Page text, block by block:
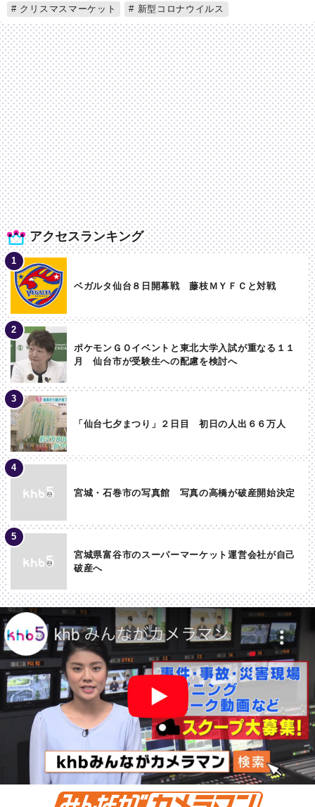
アクセスランキング
ベガルタ仙台８日開幕戦 藤枝ＭＹＦＣと対戦
ポケモンＧＯイベントと東北大学入試が重なる１１
月 仙台市が受験生への配慮を検討へ
「仙台七夕まつり」２日目 初日の人出６６万人
宮城・石巻市の写真館 写真の高橋が破産開始決定
宮城県富谷市のスーパーマーケット運営会社が自己
破産へ
クリスマスマーケット
新型コロナウイルス